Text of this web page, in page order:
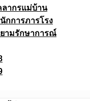
ากรแม่บ้าน
กการภารโรง
ามรักษาการณ์